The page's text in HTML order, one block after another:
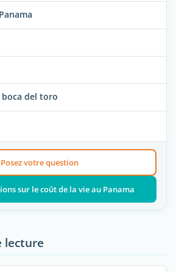
del toro
Posez votre question
sur le coût de la vie au Panama
lecture